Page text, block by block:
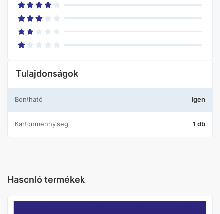
Tulajdonságok
Bontható Igen
Kartonmennyiség 1 db
Hasonló termékek